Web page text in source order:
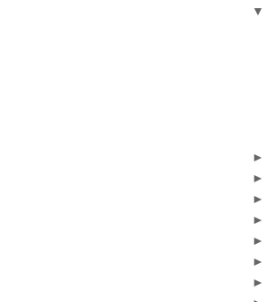
▼
►
►
►
►
►
►
►